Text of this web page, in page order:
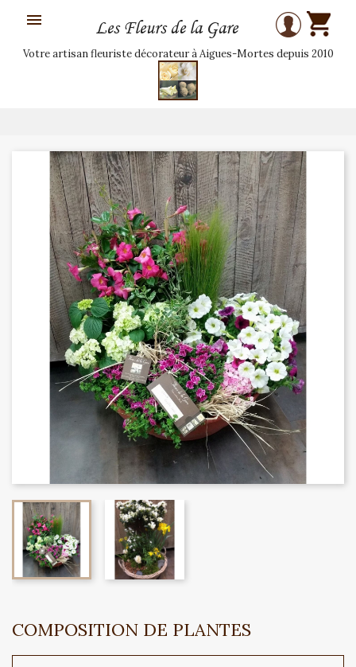
 Les Fleurs de la Gare
Votre artisan fleuriste décorateur à Aigues-Mortes depuis 2010
COMPOSITION DE PLANTES